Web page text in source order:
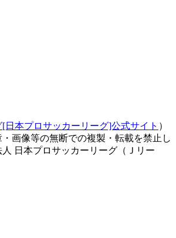
[日本プロサッカーリーグ]公式サイト ）
画像等の無断での複製・転載を禁止し
日本プロサッカーリーグ（Ｊリー